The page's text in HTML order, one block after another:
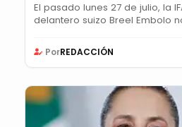
El pasado lunes 27 de julio, la
delantero suizo Breel Embolo
PorREDACCIÓN